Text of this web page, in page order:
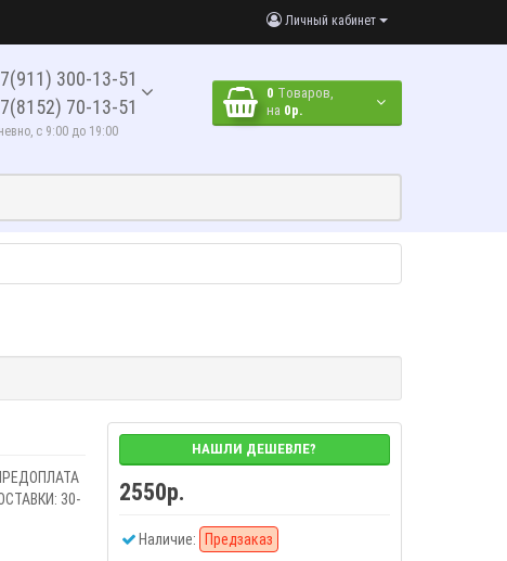
Личный кабинет
300-13-51
70-13-51
с 9:00 до 19:00
0 Tоваров,
на 0р.
30-
НАШЛИ ДЕШЕВЛЕ?
2550р.
Наличие: Предзаказ